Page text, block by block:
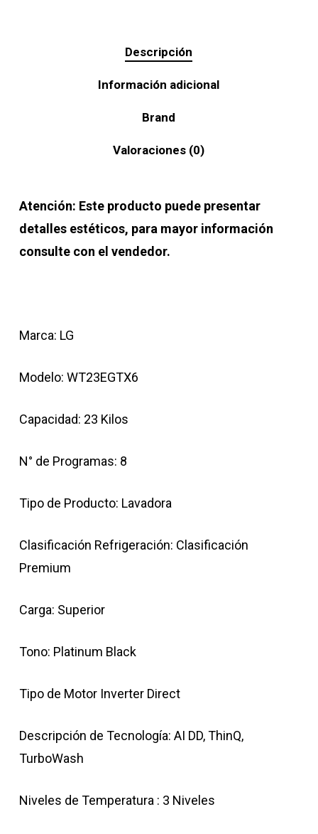
Descripción
Información adicional
Brand
Valoraciones (0)
Atención: Este producto puede presentar
detalles estéticos, para mayor información
consulte con el vendedor.
Marca: LG
Modelo: WT23EGTX6
Capacidad: 23 Kilos
N° de Programas: 8
Tipo de Producto: Lavadora
Clasificación Refrigeración: Clasificación
Premium
Carga: Superior
Tono: Platinum Black
Tipo de Motor Inverter Direct
Descripción de Tecnología: AI DD, ThinQ,
TurboWash
Niveles de Temperatura : 3 Niveles